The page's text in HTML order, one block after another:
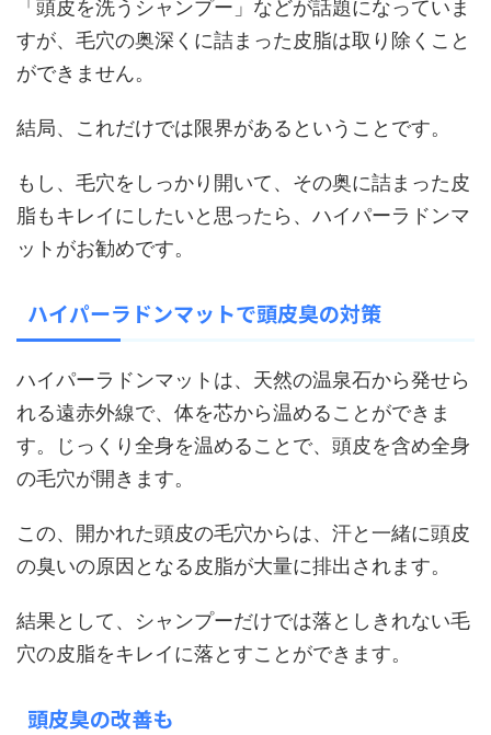
「頭皮を洗うシャンプー」などが話題になっていま
すが、毛穴の奥深くに詰まった皮脂は取り除くこと
ができません。
結局、これだけでは限界があるということです。
もし、毛穴をしっかり開いて、その奥に詰まった皮
脂もキレイにしたいと思ったら、ハイパーラドンマ
ットがお勧めです。
ハイパーラドンマットで頭皮臭の対策
ハイパーラドンマットは、天然の温泉石から発せら
れる遠赤外線で、体を芯から温めることができま
す。じっくり全身を温めることで、頭皮を含め全身
の毛穴が開きます。
この、開かれた頭皮の毛穴からは、汗と一緒に頭皮
の臭いの原因となる皮脂が大量に排出されます。
結果として、シャンプーだけでは落としきれない毛
穴の皮脂をキレイに落とすことができます。
頭皮臭の改善も